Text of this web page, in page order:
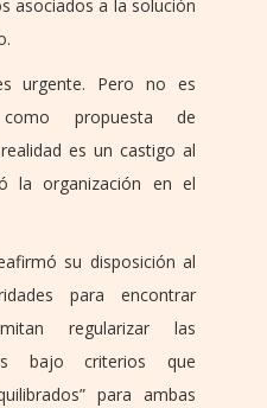
asociados a la solución
urgente. Pero no es
propuesta de
es un castigo al
la organización en el
su disposición al
para encontrar
regularizar las
bajo criterios que
para ambas